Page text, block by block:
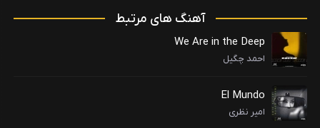
آهنگ های مرتبط
We Are in the Deep
احمد چگیل
El Mundo
امیر نظری